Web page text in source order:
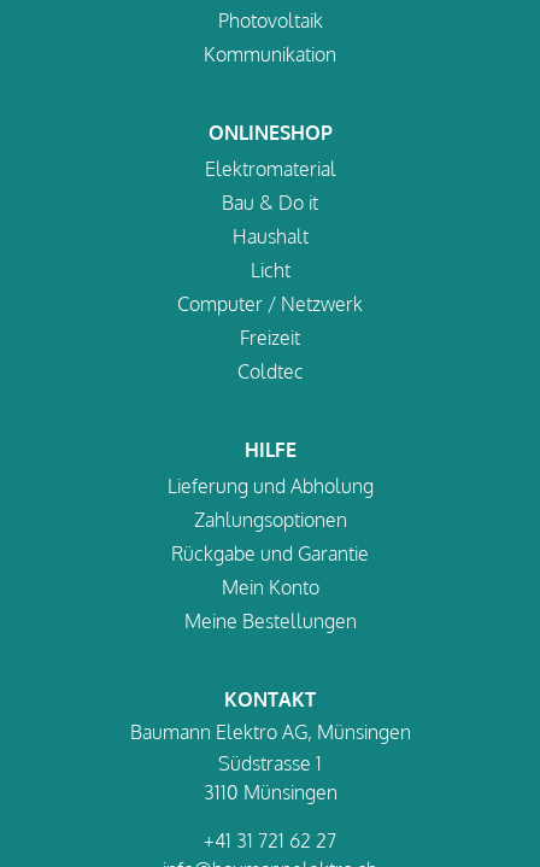
Photovoltaik
Kommunikation
ONLINESHOP
Elektromaterial
Bau & Do it
Haushalt
Licht
Computer / Netzwerk
Freizeit
Coldtec
HILFE
Lieferung und Abholung
Zahlungsoptionen
Rückgabe und Garantie
Mein Konto
Meine Bestellungen
KONTAKT
Baumann Elektro AG, Münsingen
Südstrasse 1
3110 Münsingen
+41 31 721 62 27